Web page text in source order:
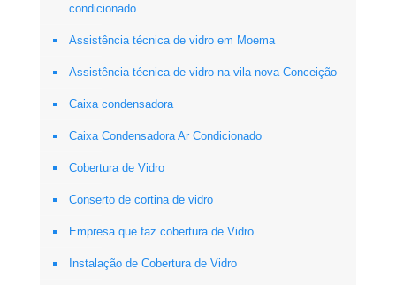
condicionado
Assistência técnica de vidro em Moema
Assistência técnica de vidro na vila nova Conceição
Caixa condensadora
Caixa Condensadora Ar Condicionado
Cobertura de Vidro
Conserto de cortina de vidro
Empresa que faz cobertura de Vidro
Instalação de Cobertura de Vidro